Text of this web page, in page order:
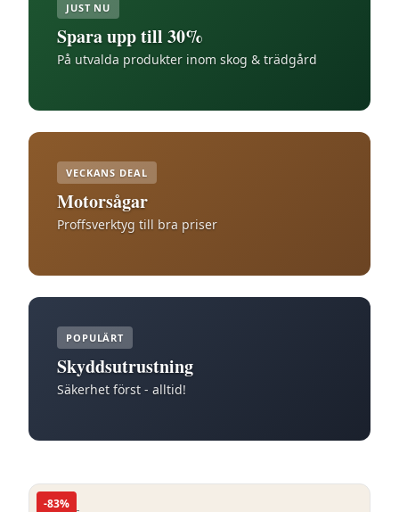
JUST NU
Spara upp till 30%
På utvalda produkter inom skog & trädgård
VECKANS DEAL
Motorsågar
Proffsverktyg till bra priser
POPULÄRT
Skyddsutrustning
Säkerhet först - alltid!
-83%
ENGEL